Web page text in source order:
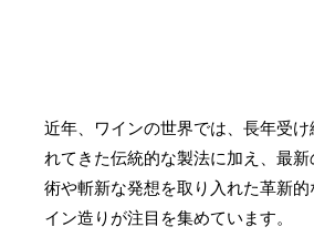
近年、ワインの世界では、長年受け
れてきた伝統的な製法に加え、最新
術や斬新な発想を取り入れた革新的
イン造りが注目を集めています。